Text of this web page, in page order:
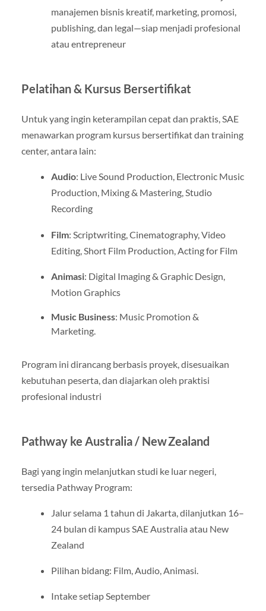
manajemen bisnis kreatif, marketing, promosi,
publishing, dan legal—siap menjadi profesional
atau entrepreneur
Pelatihan & Kursus Bersertifikat
Untuk yang ingin keterampilan cepat dan praktis, SAE
menawarkan program kursus bersertifikat dan training
center, antara lain:
Audio: Live Sound Production, Electronic Music
Production, Mixing & Mastering, Studio
Recording
Film: Scriptwriting, Cinematography, Video
Editing, Short Film Production, Acting for Film
Animasi: Digital Imaging & Graphic Design,
Motion Graphics
Music Business: Music Promotion &
Marketing.
Program ini dirancang berbasis proyek, disesuaikan
kebutuhan peserta, dan diajarkan oleh praktisi
profesional industri
Pathway ke Australia / New Zealand
Bagi yang ingin melanjutkan studi ke luar negeri,
tersedia Pathway Program:
Jalur selama 1 tahun di Jakarta, dilanjutkan 16–
24 bulan di kampus SAE Australia atau New
Zealand
Pilihan bidang: Film, Audio, Animasi.
Intake setiap September